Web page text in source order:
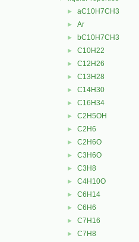
► aC10H7CH3
► Ar
► bC10H7CH3
► C10H22
► C12H26
► C13H28
► C14H30
► C16H34
► C2H5OH
► C2H6
► C2H6O
► C3H6O
► C3H8
► C4H10O
► C6H14
► C6H6
► C7H16
► C7H8